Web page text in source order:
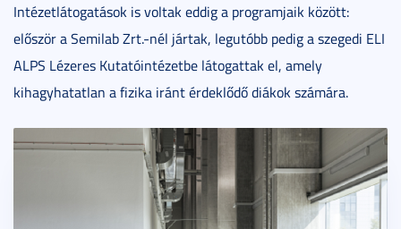
Intézetlátogatások is voltak eddig a programjaik között:
először a Semilab Zrt.-nél jártak, legutóbb pedig a szegedi ELI
ALPS Lézeres Kutatóintézetbe látogattak el, amely
kihagyhatatlan a fizika iránt érdeklődő diákok számára.